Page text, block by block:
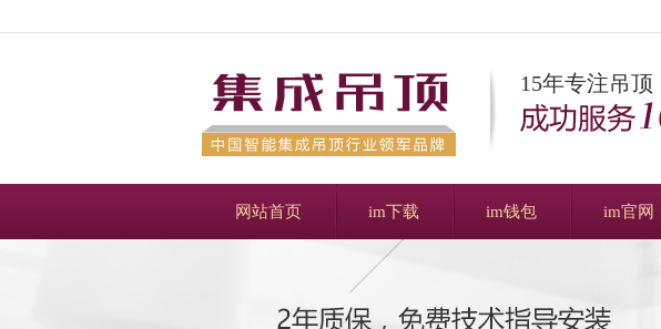
15年专注吊顶
网站首页 im下载 im钱包 im官网